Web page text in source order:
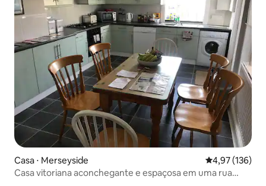
Casa ⋅ Merseyside 4,97 de uma
4,97 (136)
Casa vitoriana aconchegante e espaçosa em uma rua